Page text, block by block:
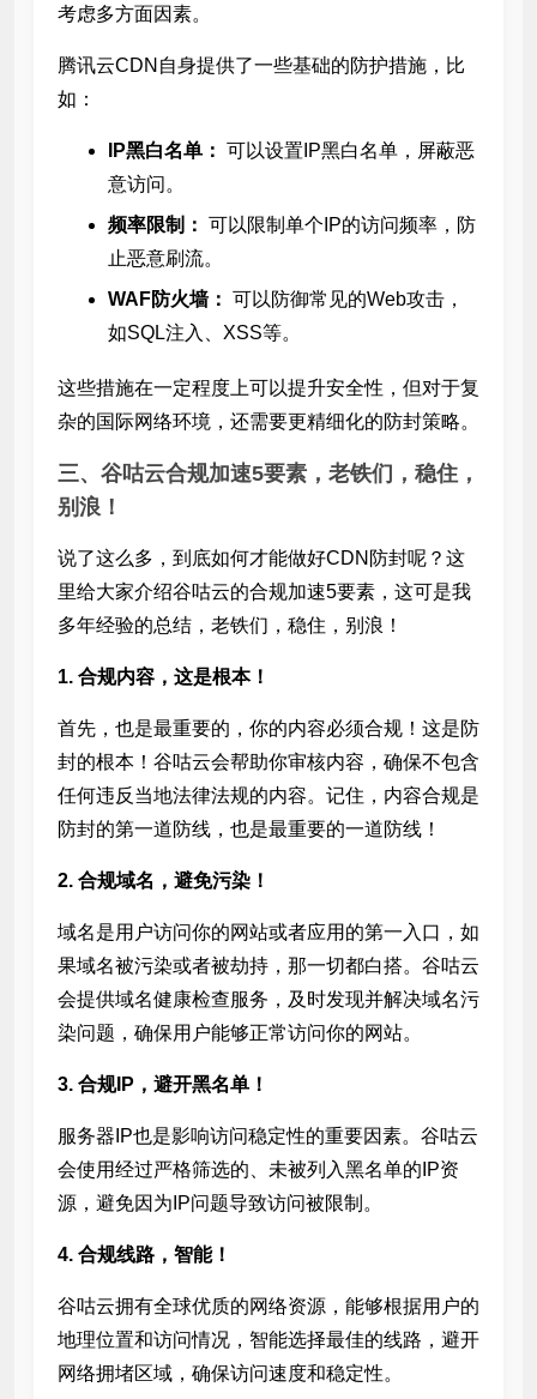
考虑多方面因素。
腾讯云CDN自身提供了一些基础的防护措施，比
如：
IP黑白名单： 可以设置IP黑白名单，屏蔽恶
意访问。
频率限制： 可以限制单个IP的访问频率，防
止恶意刷流。
WAF防火墙： 可以防御常见的Web攻击，
如SQL注入、XSS等。
这些措施在一定程度上可以提升安全性，但对于复
杂的国际网络环境，还需要更精细化的防封策略。
三、谷咕云合规加速5要素，老铁们，稳住，
别浪！
说了这么多，到底如何才能做好CDN防封呢？这
里给大家介绍谷咕云的合规加速5要素，这可是我
多年经验的总结，老铁们，稳住，别浪！
1. 合规内容，这是根本！
首先，也是最重要的，你的内容必须合规！这是防
封的根本！谷咕云会帮助你审核内容，确保不包含
任何违反当地法律法规的内容。记住，内容合规是
防封的第一道防线，也是最重要的一道防线！
2. 合规域名，避免污染！
域名是用户访问你的网站或者应用的第一入口，如
果域名被污染或者被劫持，那一切都白搭。谷咕云
会提供域名健康检查服务，及时发现并解决域名污
染问题，确保用户能够正常访问你的网站。
3. 合规IP，避开黑名单！
服务器IP也是影响访问稳定性的重要因素。谷咕云
会使用经过严格筛选的、未被列入黑名单的IP资
源，避免因为IP问题导致访问被限制。
4. 合规线路，智能！
谷咕云拥有全球优质的网络资源，能够根据用户的
地理位置和访问情况，智能选择最佳的线路，避开
网络拥堵区域，确保访问速度和稳定性。